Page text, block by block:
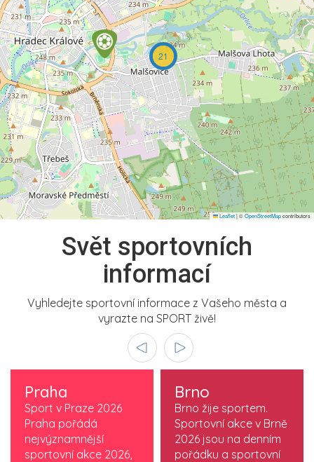
21
Leaflet|©OpenStreetMapcontributors
Svět sportovních
informací
Vyhledejte sportovní informace z Vašeho města a
vyrazte na SPORT živě!
Praha
Sport v Praze 2026
Praha pořádá
nejvýznamnější
sportovní akce 2026,
Brno
Brno žije sportem.
Sportovní akce v Brně
2026 jsou na denním
pořádku a sportovní